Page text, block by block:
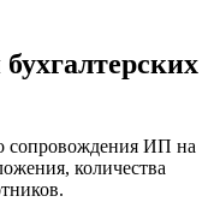
сопровождения ИП на
количества